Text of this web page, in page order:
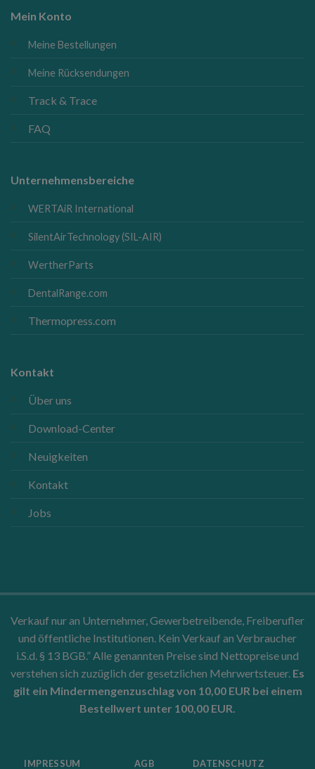
Mein Konto
Meine Bestellungen
Meine Rücksendungen
Track & Trace
FAQ
Unternehmensbereiche
WERTAiR International
SilentAirTechnology (SIL-AIR)
WertherParts
DentalRange.com
Thermopress.com
Kontakt
Über uns
Download-Center
Neuigkeiten
Kontakt
Jobs
Verkauf nur an Unternehmer, Gewerbetreibende, Freiberufler
und öffentliche Institutionen. Kein Verkauf an Verbraucher
i.S.d. § 13 BGB.” Alle genannten Preise sind Nettopreise und
verstehen sich zuzüglich der gesetzlichen Mehrwertsteuer. Es
gilt ein Mindermengenzuschlag von 10,00 EUR bei einem
Bestellwert unter 100,00 EUR.
IMPRESSUM AGB DATENSCHUTZ